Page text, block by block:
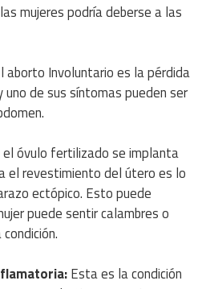
mujeres podría deberse a las
aborto Involuntario es la pérdida
de sus síntomas pueden ser
el óvulo fertilizado se implanta
el revestimiento del útero es lo
ectópico. Esto puede
puede sentir calambres o
Esta es la condición